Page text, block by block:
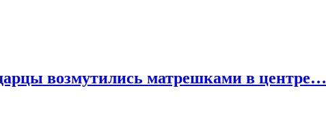
возмутились матрешками в центре…